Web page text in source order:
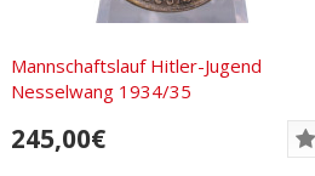
Mannschaftslauf Hitler-Jugend
Nesselwang 1934/35
245,00€